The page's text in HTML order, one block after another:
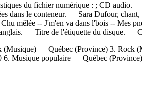
du fichier numérique : ; CD audio.
dans le conteneur. — Sara Dufour,
mêlée -- J'm'en va dans l'bois --
anglais. — Titre de l'étiquette du disque. —
— Québec (Province) 3.
Musique populaire — Québec